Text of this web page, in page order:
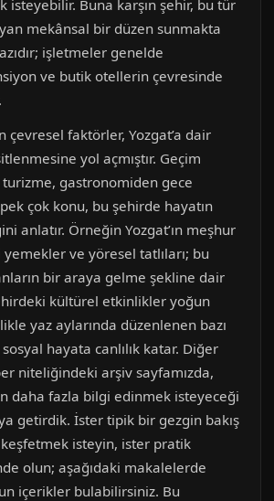
isteyebilir. Buna karşın şehir, bu tür
mekânsal bir düzen sunmakta
işletmeler genelde
ve butik otellerin çevresinde
çevresel faktörler, Yozgat’a dair
yol açmıştır. Geçim
turizme, gastronomiden gece
çok konu, bu şehirde hayatın
anlatır. Örneğin Yozgat’ın meşhur
ve yöresel tatlıları; bu
bir araya gelme şekline dair
kültürel etkinlikler yoğun
yaz aylarında düzenlenen bazı
hayata canlılık katar. Diğer
niteliğindeki arşiv sayfamızda,
daha fazla bilgi edinmek isteyeceği
getirdik. İster tipik bir gezgin bakış
keşfetmek isteyin, ister pratik
olun; aşağıdaki makalelerde
içerikler bulabilirsiniz. Bu